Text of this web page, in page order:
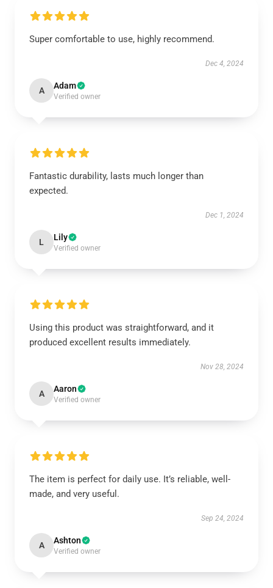
Super comfortable to use, highly recommend.
Dec 4, 2024
A Adam
Verified owner
Fantastic durability, lasts much longer than
expected.
Dec 1, 2024
L Lily
Verified owner
Using this product was straightforward, and it
produced excellent results immediately.
Nov 28, 2024
A Aaron
Verified owner
The item is perfect for daily use. It’s reliable, well-
made, and very useful.
Sep 24, 2024
A Ashton
Verified owner